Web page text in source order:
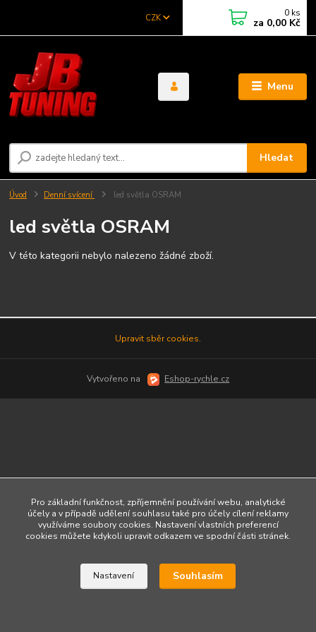
Menu
CZK
Hledat
0 ks
za 0,00 Kč
Úvod Denní svícení led světla OSRAM
led světla OSRAM
V této kategorii nebylo nalezeno žádné zboží.
Upravit sběr cookies.
Vytvořeno na Eshop-rychle.cz
Pro základní funkčnost, zpříjemnění používání webu, analytické
účely a v případě udělení souhlasu také pro účely cílení reklamy
využíváme soubory cookies. Nastavení vlastních preferencí
cookies můžete kdykoli upravit odkazem ve spodní části stránek.
Nastavení Souhlasím